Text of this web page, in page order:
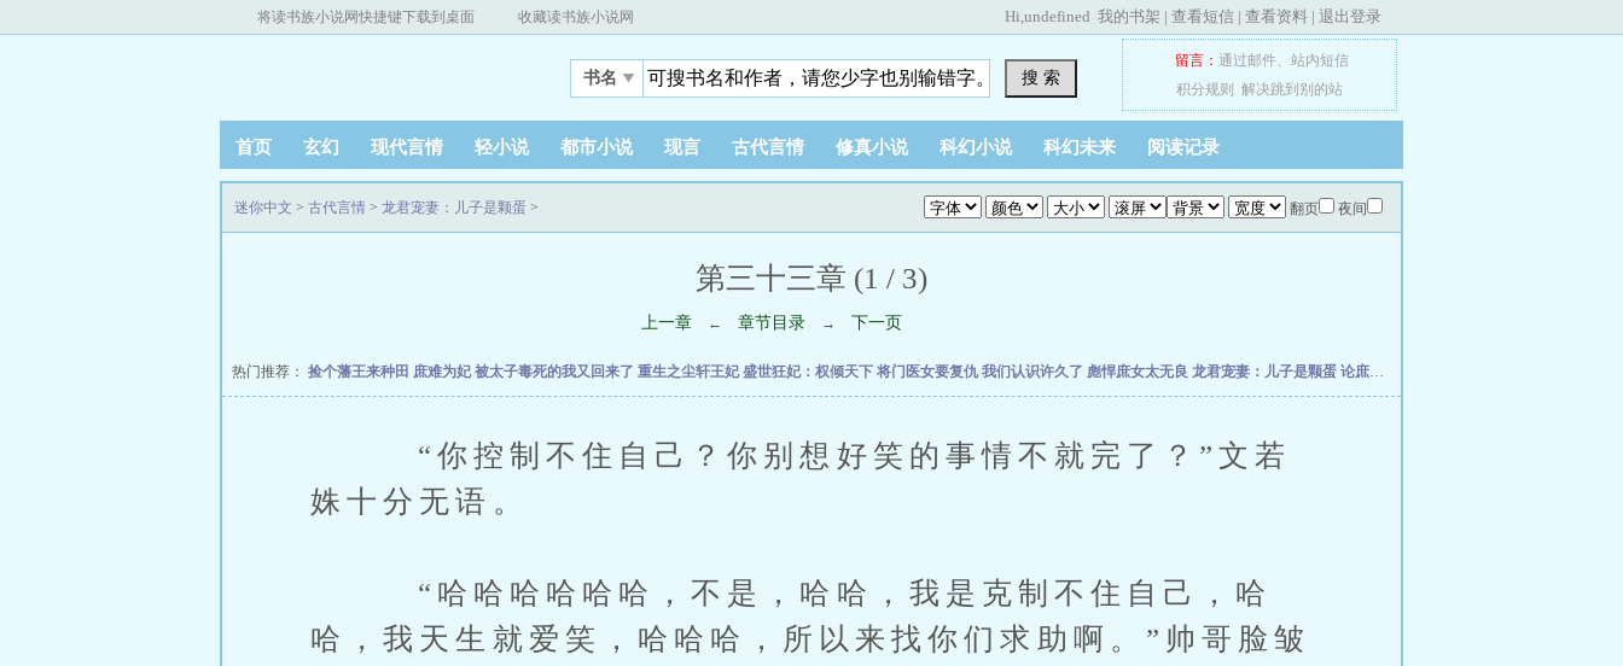
将读书族小说网快捷键下载到桌面 收藏读书族小说网 Hi,undefined 我的书架 | 查看短信 | 查看资料 | 退出登录
书名 搜 索
留言： 通过邮件、 站内短信
积分规则
解决跳到别的站
首页 玄幻 现代言情 轻小说 都市小说 现言 古代言情 修真小说 科幻小说 科幻未来 阅读记录
翻页 夜间
迷你中文 > 古代言情 > 龙君宠妻：儿子是颗蛋 >
第三十三章 (1 / 3)
上一章 ← 章节目录 → 下一页
热门推荐： 捡个藩王来种田 庶难为妃被太子毒死的我又回来了 重生之尘轩王妃盛世狂妃：权倾天下 将门医女要复仇 我们认识许久了 彪悍庶女太无良 龙君宠妻：儿子是颗蛋 论庶女是如何翻身
“你控制不住自己？你别想好笑的事情不就完了？”文若
姝十分无语。
“哈哈哈哈哈哈，不是，哈哈，我是克制不住自己，哈
哈，我天生就爱笑，哈哈哈，所以来找你们求助啊。”帅哥脸皱